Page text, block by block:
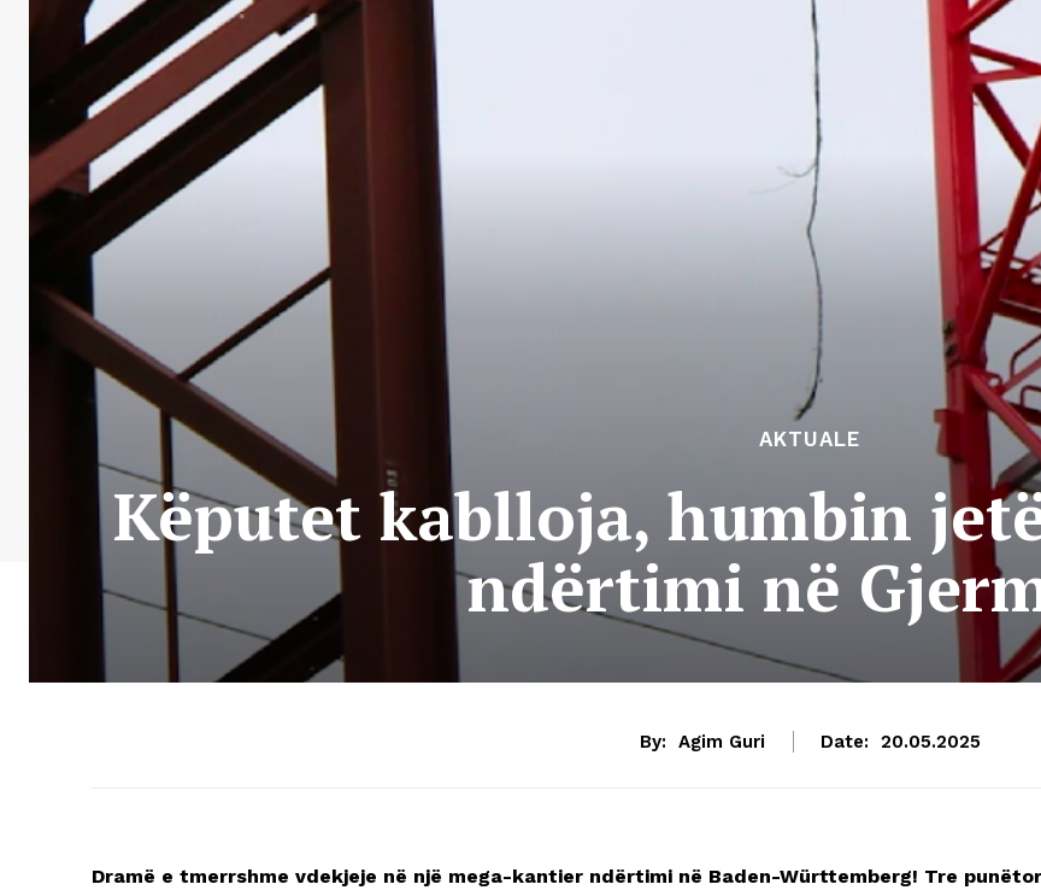
AKTUALE
Këputet kablloja, humbin
ndërtimi në
By: Agim Guri Date: 20.05.2025
Dramë e tmerrshme vdekjeje në një mega-kantier ndërtimi në Baden-Württemberg! Tre